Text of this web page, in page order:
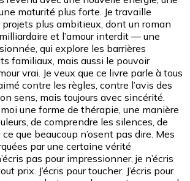
maturité plus forte. Je travaille
projets plus ambitieux, dont un roman
et l’amour interdit — une
qui explore les barrières
familiaux, mais aussi le pouvoir
vrai. Je veux que ce livre parle à tous
contre les règles, contre l’avis des
sens, mais toujours avec sincérité.
moi une forme de thérapie, une manière
de comprendre les silences, de
que beaucoup n’osent pas dire. Mes
par une certaine vérité
pas pour impressionner, je n’écris
prix. J’écris pour toucher. J’écris pour